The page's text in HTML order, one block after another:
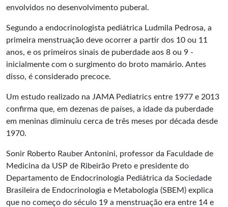
envolvidos no desenvolvimento puberal.
Segundo a endocrinologista pediátrica Ludmila Pedrosa, a
primeira menstruação deve ocorrer a partir dos 10 ou 11
anos, e os primeiros sinais de puberdade aos 8 ou 9 -
inicialmente com o surgimento do broto mamário. Antes
disso, é considerado precoce.
Um estudo realizado na JAMA Pediatrics entre 1977 e 2013
confirma que, em dezenas de países, a idade da puberdade
em meninas diminuiu cerca de três meses por década desde
1970.
Sonir Roberto Rauber Antonini, professor da Faculdade de
Medicina da USP de Ribeirão Preto e presidente do
Departamento de Endocrinologia Pediátrica da Sociedade
Brasileira de Endocrinologia e Metabologia (SBEM) explica
que no começo do século 19 a menstruação era entre 14 e